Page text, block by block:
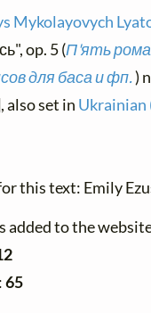
Mykolayovych
op. 5 (П'ять
для баса и фп.)
also set in Ukrainian
this text: Emily
added to the
65